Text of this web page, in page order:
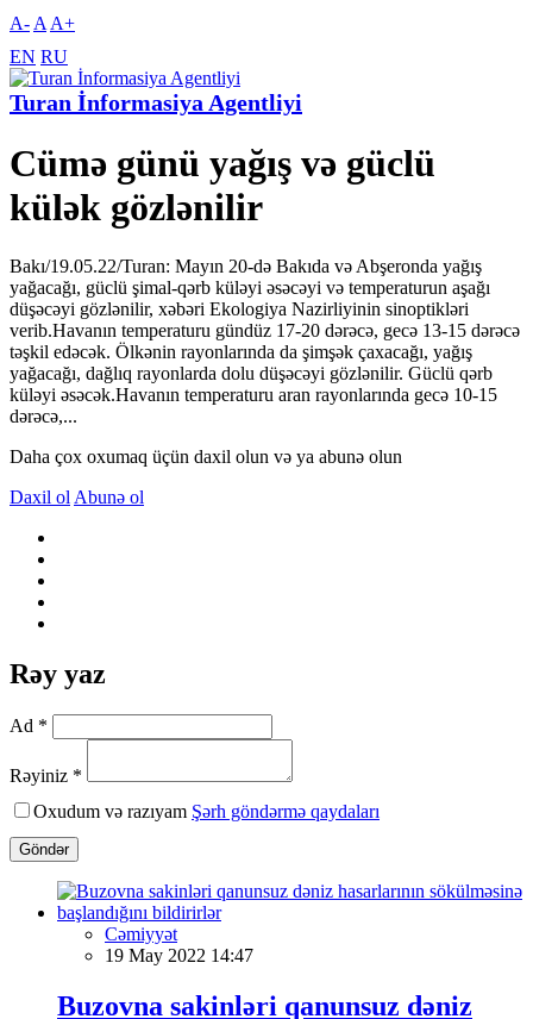
A- A A+
EN RU
Turan İnformasiya Agentliyi
Cümə günü yağış və güclü
külək gözlənilir
Bakı/19.05.22/Turan: Mayın 20-də Bakıda və Abşeronda yağış
yağacağı, güclü şimal-qərb küləyi əsəcəyi və temperaturun aşağı
düşəcəyi gözlənilir, xəbəri Ekologiya Nazirliyinin sinoptikləri
verib.Havanın temperaturu gündüz 17-20 dərəcə, gecə 13-15 dərəcə
təşkil edəcək. Ölkənin rayonlarında da şimşək çaxacağı, yağış
yağacağı, dağlıq rayonlarda dolu düşəcəyi gözlənilir. Güclü qərb
küləyi əsəcək.Havanın temperaturu aran rayonlarında gecə 10-15
dərəcə,...
Daha çox oxumaq üçün daxil olun və ya abunə olun
Daxil ol Abunə ol
Rəy yaz
Ad *
Rəyiniz *
Oxudum və razıyam Şərh göndərmə qaydaları
Göndər
Cəmiyyət
19 May 2022 14:47
Buzovna sakinləri qanunsuz dəniz